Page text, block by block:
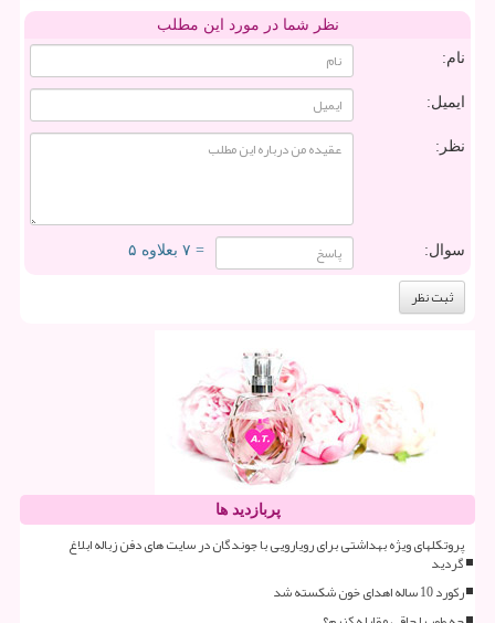
نظر شما در مورد این مطلب
نام:
ایمیل:
نظر:
سوال: = ۷ بعلاوه ۵
پربازدید ها
پروتکلهای ویژه بهداشتی برای رویارویی با جوندگان در سایت های دفن زباله ابلاغ
گردید
رکورد 10 ساله اهدای خون شکسته شد